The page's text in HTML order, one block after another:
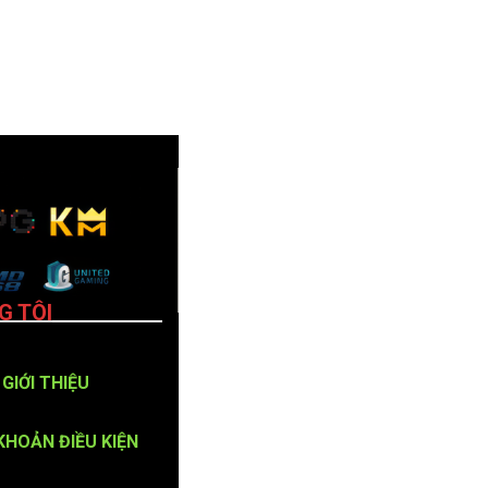
TÔI
GIỚI THIỆU
ĐIỀU KIỆN